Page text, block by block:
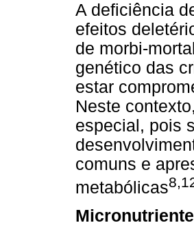
A deficiência
efeitos
de morbi-
genético das
estar
Neste
especial, pois
comuns e
metabólicas